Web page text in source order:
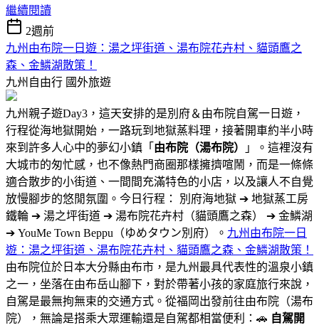
繼續閱讀
2週前
九州由布院一日遊：湯之坪街道、湯布院花卉村、貓頭鷹之
森、金鱗湖散策！
九州自由行 國外旅遊
九州親子遊Day3，這天安排的是別府＆由布院自駕一日遊，
行程從海地獄開始，一路玩到地獄蒸料理，接著開車約半小時
來到許多人心中的夢幻小鎮「 由布院（湯布院）
」。這裡沒有
大城市的匆忙感，也不像熱門商圈那樣擁擠喧鬧，而是一條條
適合散步的小街道、一間間充滿特色的小店，以及讓人不自覺
放慢腳步的悠閒氛圍。今日行程： 別府海地獄 ➔ 地獄蒸工房
鐵輪 ➔ 湯之坪街道 ➔ 湯布院花卉村（貓頭鷹之森） ➔ 金鱗湖
➔ YouMe Town Beppu（ゆめタウン別府）。 九州由布院一日
遊：湯之坪街道、湯布院花卉村、貓頭鷹之森、金鱗湖散策！
由布院位於日本大分縣由布市，是九州最具代表性的溫泉小鎮
之一，坐落在由布岳山腳下，對於帶著小孩的家庭旅行來說，
自駕是最無拘無束的交通方式。從福岡出發前往由布院（湯布
院），無論是搭乘大眾運輸還是自駕都相當便利：🚗 自駕開